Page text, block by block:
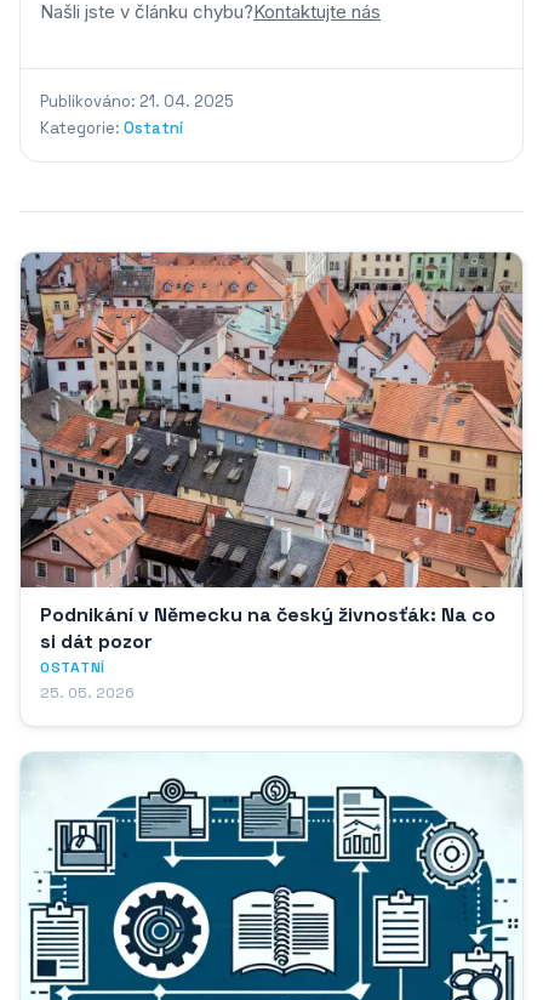
Našli jste v článku chybu?Kontaktujte nás
Publikováno: 21. 04. 2025
Kategorie: Ostatní
Podnikání v Německu na český živnosťák: Na co
si dát pozor
OSTATNÍ
25. 05. 2026